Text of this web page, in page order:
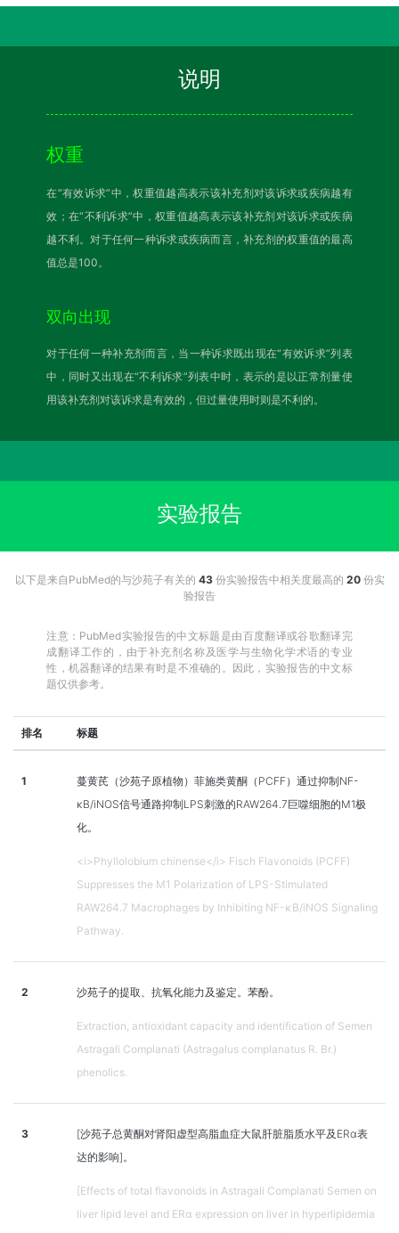
说明
权重
在“有效诉求”中，权重值越高表示该补充剂对该诉求或疾病越有
效；在“不利诉求”中，权重值越高表示该补充剂对该诉求或疾病
越不利。对于任何一种诉求或疾病而言，补充剂的权重值的最高
值总是100。
双向出现
对于任何一种补充剂而言，当一种诉求既出现在“有效诉求”列表
中，同时又出现在“不利诉求”列表中时，表示的是以正常剂量使
用该补充剂对该诉求是有效的，但过量使用时则是不利的。
实验报告
以下是来自PubMed的与沙苑子有关的 43份实验报告中相关度最高的 20份实
验报告
注意：PubMed实验报告的中文标题是由百度翻译或谷歌翻译完
成翻译工作的，由于补充剂名称及医学与生物化学术语的专业
性，机器翻译的结果有时是不准确的。因此，实验报告的中文标
题仅供参考。
排名 标题
1
蔓黄芪（沙苑子原植物）菲施类黄酮（PCFF）通过抑制NF-
κB/iNOS信号通路抑制LPS刺激的RAW264.7巨噬细胞的M1极
化。
<i>Phyllolobium chinense</i> Fisch Flavonoids (PCFF)
Suppresses the M1 Polarization of LPS-Stimulated
RAW264.7 Macrophages by Inhibiting NF-κB/iNOS Signaling
Pathway.
2 沙苑子的提取、抗氧化能力及鉴定。苯酚。
Extraction, antioxidant capacity and identification of Semen
Astragali Complanati (Astragalus complanatus R. Br.)
phenolics.
3
[沙苑子总黄酮对肾阳虚型高脂血症大鼠肝脏脂质水平及ERα表
达的影响]。
[Effects of total flavonoids in Astragali Complanati Semen on
liver lipid level and ERα expression on liver in hyperlipidemia